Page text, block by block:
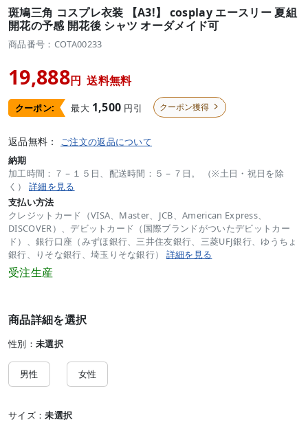
斑鳩三角 コスプレ衣装 【A3!】 cosplay エースリー 夏組
開花の予感 開花後 シャツ オーダメイド可
商品番号：COTA00233
19,888円 送料無料
クーポン: 最大 1,500 円引 クーポン獲得 
返品無料： ご注文の返品について
納期
加工時間：７－１５日、配送時間：５－７日。 （※土日・祝日を除
く） 詳細を見る
支払い方法
クレジットカード（VISA、Master、JCB、American Express、
DISCOVER）、デビットカード（国際ブランドがついたデビットカー
ド）、銀行口座（みずほ銀行、三井住友銀行、三菱UFJ銀行、ゆうちょ
銀行、りそな銀行、埼玉りそな銀行） 詳細を見る
受注生産
商品詳細を選択
性別： 未選択
男性 女性
サイズ：未選択